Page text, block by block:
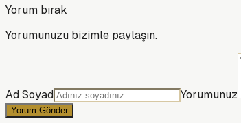
Yorum bırak
Yorumunuzu bizimle paylaşın.
Ad Soyad Yorumunuz
Yorum Gönder